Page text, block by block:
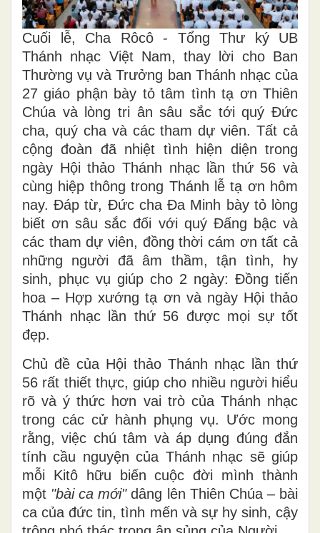
Cuối lễ, Cha Rôcô - Tổng Thư ký UB
Thánh nhạc Việt Nam, thay lời cho Ban
Thường vụ và Trưởng ban Thánh nhạc của
27 giáo phận bày tỏ tâm tình tạ ơn Thiên
Chúa và lòng tri ân sâu sắc tới quý Đức
cha, quý cha và các tham dự viên. Tất cả
cộng đoàn đã nhiệt tình hiện diện trong
ngày Hội thảo Thánh nhạc lần thứ 56 và
cùng hiệp thông trong Thánh lễ tạ ơn hôm
nay. Đáp từ, Đức cha Đa Minh bày tỏ lòng
biết ơn sâu sắc đối với quý Đấng bậc và
các tham dự viên, đồng thời cám ơn tất cả
những người đã âm thầm, tận tình, hy
sinh, phục vụ giúp cho 2 ngày: Đồng tiến
hoa – Hợp xướng tạ ơn và ngày Hội thảo
Thánh nhạc lần thứ 56 được mọi sự tốt
đẹp.
Chủ đề của Hội thảo Thánh nhạc lần thứ
56 rất thiết thực, giúp cho nhiều người hiểu
rõ và ý thức hơn vai trò của Thánh nhạc
trong các cử hành phụng vụ. Ước mong
rằng, việc chú tâm và áp dụng đúng đắn
tính cầu nguyện của Thánh nhạc sẽ giúp
mỗi Kitô hữu biến cuộc đời mình thành
một "bài ca mới"dâng lên Thiên Chúa – bài
ca của đức tin, tình mến và sự hy sinh, cậy